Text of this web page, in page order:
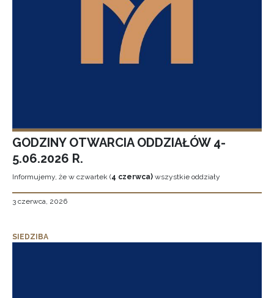
GODZINY OTWARCIA ODDZIAŁÓW 4-
5.06.2026 R.
Informujemy, że w czwartek (4 czerwca) wszystkie oddziały
3 czerwca, 2026
SIEDZIBA